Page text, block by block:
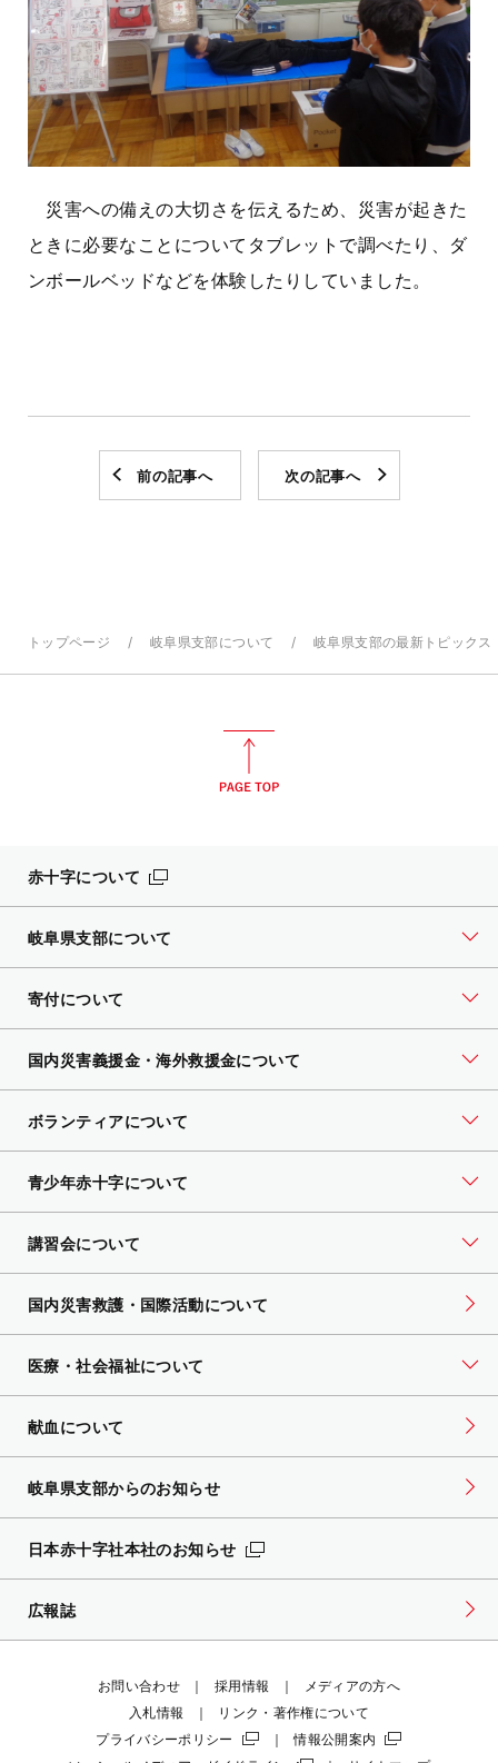
災害への備えの大切さを伝えるため、災害が起きた
ときに必要なことについてタブレットで調べたり、ダ
ンボールベッドなどを体験したりしていました。
前の記事へ 次の記事へ
トップページ 岐阜県支部について 岐阜県支部の最新トピックス
赤十字について
岐阜県支部について
寄付について
国内災害義援金・海外救援金について
ボランティアについて
青少年赤十字について
講習会について
国内災害救護・国際活動について
医療・社会福祉について
献血について
岐阜県支部からのお知らせ
日本赤十字社本社のお知らせ
広報誌
お問い合わせ 採用情報
メディアの方へ
入札情報
リンク・著作権について
プライバシーポリシー
情報公開案内